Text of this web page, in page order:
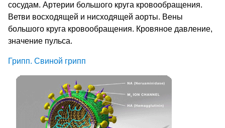
сосудам. Артерии большого круга кровообращения.
Ветви восходящей и нисходящей аорты. Вены
большого круга кровообращения. Кровяное давление,
значение пульса.
Грипп. Свиной грипп